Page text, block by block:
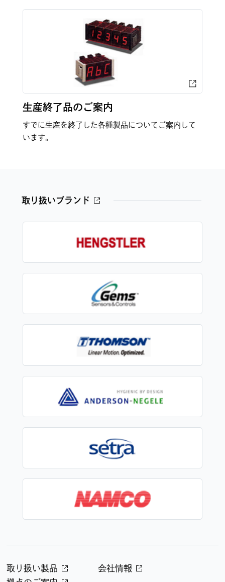
生産終了品のご案内
すでに生産を終了した各種製品についてご案内して
います。
取り扱いブランド
取り扱い製品
会社情報